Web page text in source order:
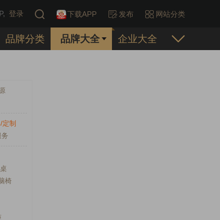
登录 下载APP 发布 网站分类
品牌分类 品牌大全 企业大全
定制
椅